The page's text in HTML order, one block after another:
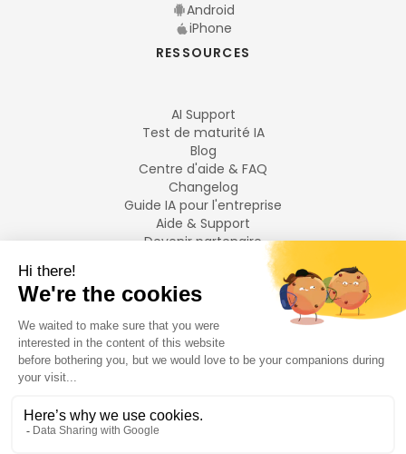
Android
iPhone
RESSOURCES
AI Support
Test de maturité IA
Blog
Centre d'aide & FAQ
Changelog
Guide IA pour l'entreprise
Aide & Support
Devenir partenaire
LANGUES
Français
English